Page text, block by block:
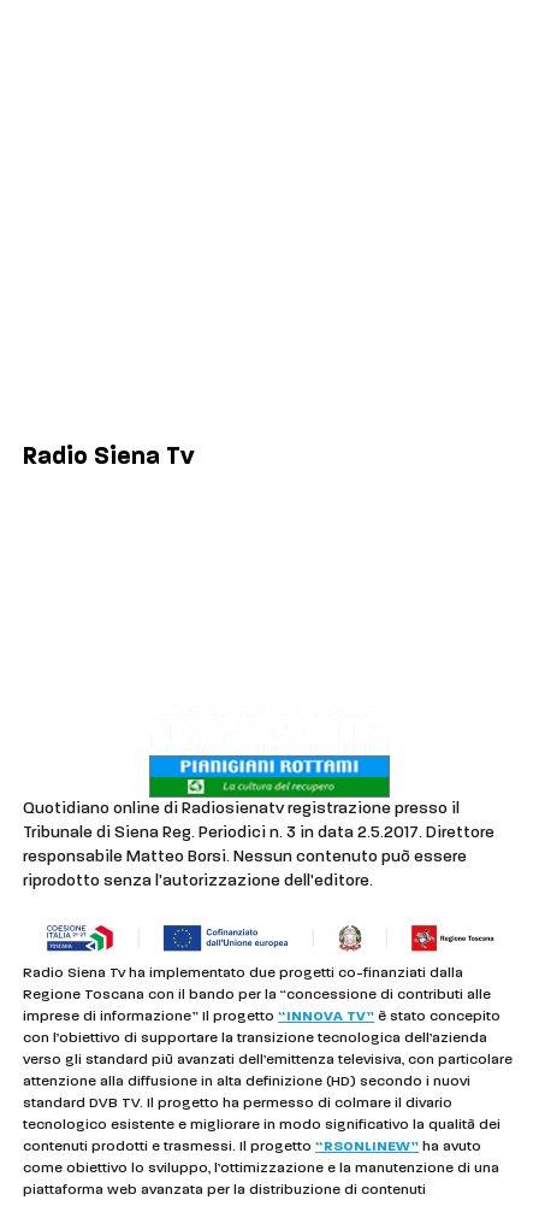
Radio Siena Tv
Quotidiano online di Radiosienatv registrazione presso il
Tribunale di Siena Reg. Periodici n. 3 in data 2.5.2017. Direttore
responsabile Matteo Borsi. Nessun contenuto può essere
riprodotto senza l'autorizzazione dell'editore.
Radio Siena Tv ha implementato due progetti co-finanziati dalla
Regione Toscana con il bando per la “concessione di contributi alle
imprese di informazione” Il progetto“INNOVA TV” è stato concepito
con l’obiettivo di supportare la transizione tecnologica dell’azienda
verso gli standard più avanzati dell’emittenza televisiva, con particolare
attenzione alla diffusione in alta definizione (HD) secondo i nuovi
standard DVB TV. Il progetto ha permesso di colmare il divario
tecnologico esistente e migliorare in modo significativo la qualità dei
contenuti prodotti e trasmessi. Il progetto“RSONLINEW” ha avuto
come obiettivo lo sviluppo, l’ottimizzazione e la manutenzione di una
piattaforma web avanzata per la distribuzione di contenuti